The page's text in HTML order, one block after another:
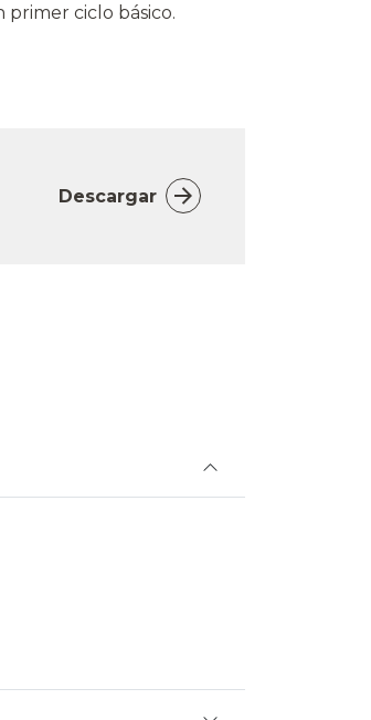
primer ciclo básico.
Descargar